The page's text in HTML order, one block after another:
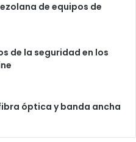
de equipos de
de la seguridad en los
óptica y banda ancha